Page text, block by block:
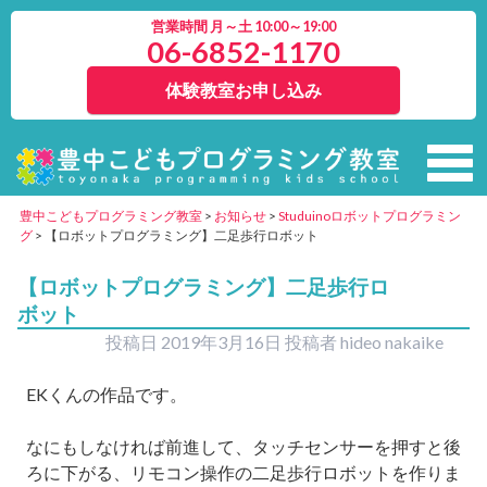
営業時間 月～土 10:00～19:00
06-6852-1170
体験教室お申し込み
豊中こどもプログラミング教室 > お知らせ > Studuinoロボットプログラミン
グ > 【ロボットプログラミング】二足歩行ロボット
【ロボットプログラミング】二足歩行ロ
ボット
投稿日 2019年3月16日 投稿者 hideo nakaike
EKくんの作品です。
なにもしなければ前進して、タッチセンサーを押すと後
ろに下がる、リモコン操作の二足歩行ロボットを作りま